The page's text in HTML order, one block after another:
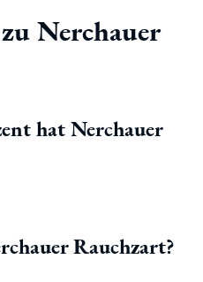
Nerchauer
hat Nerchauer
Rauchzart?